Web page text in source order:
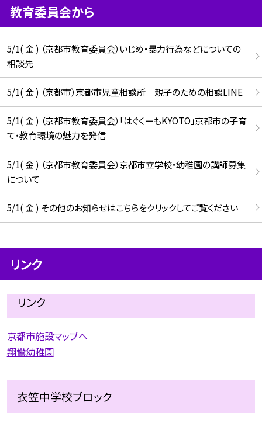
教育委員会から
5/1( 金 ) （京都市教育委員会）いじめ・暴力行為などについての
相談先
5/1( 金 ) （京都市）京都市児童相談所 親子のための相談LINE
5/1( 金 ) （京都市教育委員会）「はぐくーもKYOTO」京都市の子育
て・教育環境の魅力を発信
5/1( 金 ) （京都市教育委員会）京都市立学校・幼稚園の講師募集
について
5/1( 金 ) その他のお知らせはこちらをクリックしてご覧ください
リンク
リンク
京都市施設マップへ
翔鸞幼稚園
衣笠中学校ブロック